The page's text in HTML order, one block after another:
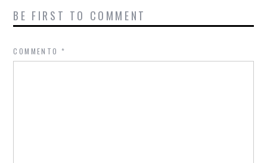
BE FIRST TO COMMENT
COMMENTO*